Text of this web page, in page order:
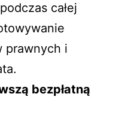
całej
prawnych i
bezpłatną